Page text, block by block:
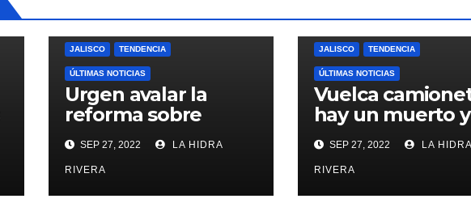
JALISCO TENDENCIA
ÚLTIMAS NOTICIAS
Urgen avalar la
reforma sobre
donación de
órganos en Jalisco.
SEP 27, 2022 LA HIDRA
RIVERA
JALISCO TENDENCIA
ÚLTIMAS NOTICIAS
Vuelca
hay un muerto
heridos.
SEP 27, 2022 LA HIDRA
RIVERA